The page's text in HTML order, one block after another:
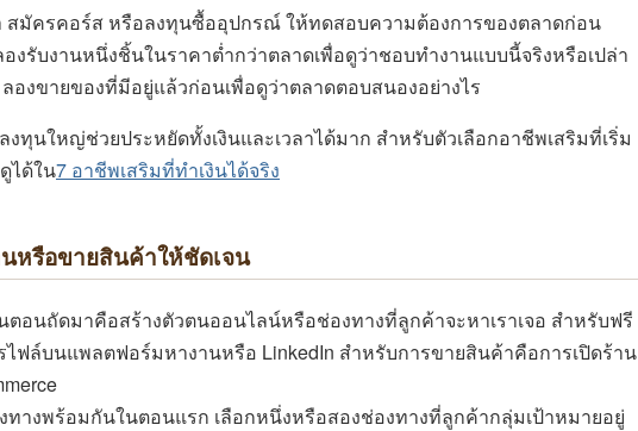
มัครคอร์ส หรือลงทุนซื้ออุปกรณ์ ให้ทดสอบความต้องการของตลาดก่อน
งรับงานหนึ่งชิ้นในราคาต่ำกว่าตลาดเพื่อดูว่าชอบทำงานแบบนี้จริงหรือเปล่า
องขายของที่มีอยู่แล้วก่อนเพื่อดูว่าตลาดตอบสนองอย่างไร
ทุนใหญ่ช่วยประหยัดทั้งเงินและเวลาได้มาก สำหรับตัวเลือกอาชีพเสริมที่เริ่ม
ได้ใน7 อาชีพเสริมที่ทำเงินได้จริง
นหรือขายสินค้าให้ชัดเจน
ตอนถัดมาคือสร้างตัวตนออนไลน์หรือช่องทางที่ลูกค้าจะหาเราเจอ สำหรับฟรี
ฟล์บนแพลตฟอร์มหางานหรือ LinkedIn สำหรับการขายสินค้าคือการเปิดร้าน
างพร้อมกันในตอนแรก เลือกหนึ่งหรือสองช่องทางที่ลูกค้ากลุ่มเป้าหมายอยู่